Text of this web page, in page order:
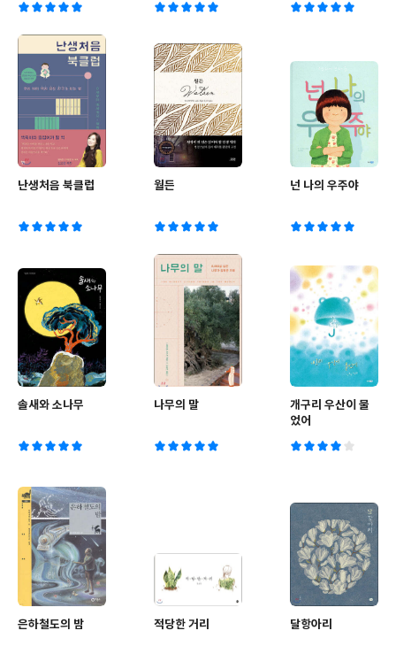
난생처음 북클럽 월든 넌 나의 우주야
솔새와 소나무 나무의 말
개구리 우산이 물
었어
은하철도의 밤 적당한 거리 달항아리